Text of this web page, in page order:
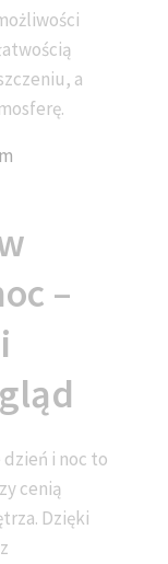
a
–
i noc to
cenią
Dzięki